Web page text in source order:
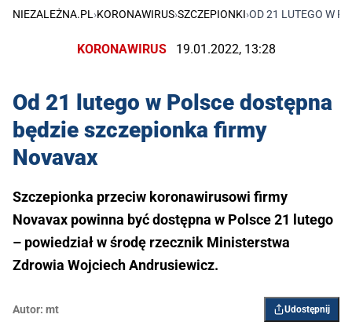
NIEZALEŻNA.PL›KORONAWIRUS›SZCZEPIONKI›OD 21 LUTEGO W
KORONAWIRUS 19.01.2022, 13:28
Od 21 lutego w Polsce dostępna
będzie szczepionka firmy
Novavax
Szczepionka przeciw koronawirusowi firmy
Novavax powinna być dostępna w Polsce 21 lutego
– powiedział w środę rzecznik Ministerstwa
Zdrowia Wojciech Andrusiewicz.
Autor: mt Udostępnij